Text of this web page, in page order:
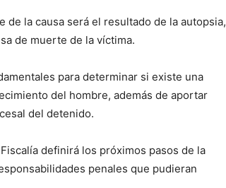
de la causa será el resultado de la autopsia,
de muerte de la víctima.
para determinar si existe una
del hombre, además de aportar
del detenido.
definirá los próximos pasos de la
penales que pudieran